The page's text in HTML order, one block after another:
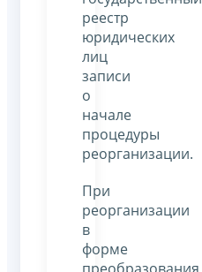
реестр
юридических
лиц
записи
о
начале
процедуры
реорганизации.
При
реорганизации
в
форме
преобразования